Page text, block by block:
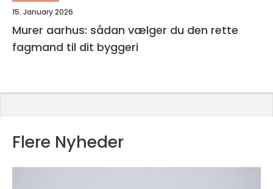
15. January 2026
Murer aarhus: sådan vælger du den rette
fagmand til dit byggeri
Flere Nyheder